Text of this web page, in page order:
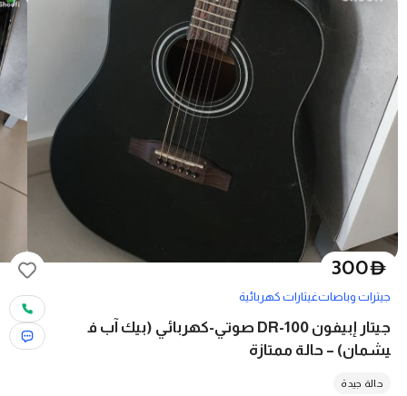
D
300
جيترات وباصاتغيتارات كهربائية
جيتار إبيفون DR-100 صوتي-كهربائي (بيك آب ف
يشمان) – حالة ممتازة
حالة جيدة